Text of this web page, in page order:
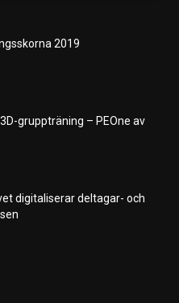
2019
gruppträning – PEOne av
digitaliserar deltagar- och